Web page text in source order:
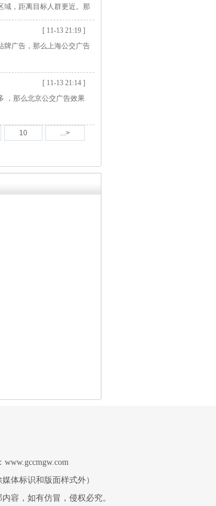
域，距离目标人群更近。那
[ 11-13 21:19 ]
牌广告，那么上海公交广告
[ 11-13 21:14 ]
，那么北京公交广告效果
10 ...>
体标识和版面样式外）
容，如有仿冒，侵权必究。